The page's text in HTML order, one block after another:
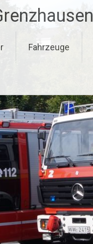
Fahrzeuge